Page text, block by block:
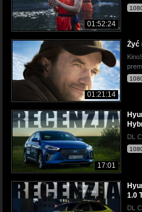
01:52:24
01:21:14
Żyć
17:01
DL
1.0
DL